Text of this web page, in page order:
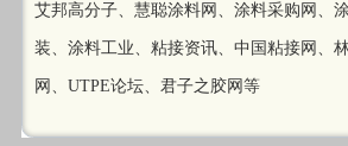
艾邦高分子、慧聪涂料网、涂料采购网、
装、涂料工业、粘接资讯、中国粘接网、
网、UTPE论坛、君子之胶网等